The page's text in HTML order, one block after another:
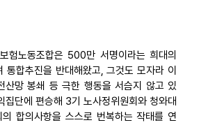
험노동조합은 500만 서명이라는 희대의
통합추진을 반대해왔고, 그것도 모자라 이
산망 봉쇄 등 극한 행동을 서슴지 않고 있
집단에 편승해 3기 노사정위원회와 청와대
합의사항을 스스로 번복하는 작태를 연